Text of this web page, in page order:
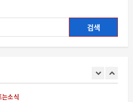
8, 2026 0
는소식
프로그래밍 언어가 주목받는 이
8, 2026 0